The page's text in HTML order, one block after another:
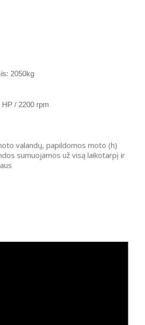
2050kg
/ 2200 rpm
valandų, papildomos moto (h)
sumuojamos už visą laikotarpį ir